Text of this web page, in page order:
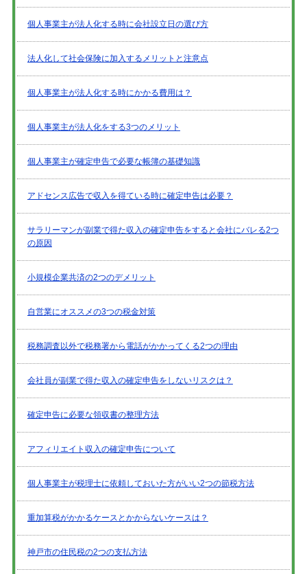
個人事業主が法人化する時に会社設立日の選び方
法人化して社会保険に加入するメリットと注意点
個人事業主が法人化する時にかかる費用は？
個人事業主が法人化をする3つのメリット
個人事業主が確定申告で必要な帳簿の基礎知識
アドセンス広告で収入を得ている時に確定申告は必要？
サラリーマンが副業で得た収入の確定申告をすると会社にバレる2つ
の原因
小規模企業共済の2つのデメリット
自営業にオススメの3つの税金対策
税務調査以外で税務署から電話がかかってくる2つの理由
会社員が副業で得た収入の確定申告をしないリスクは？
確定申告に必要な領収書の整理方法
アフィリエイト収入の確定申告について
個人事業主が税理士に依頼しておいた方がいい2つの節税方法
重加算税がかかるケースとかからないケースは？
神戸市の住民税の2つの支払方法